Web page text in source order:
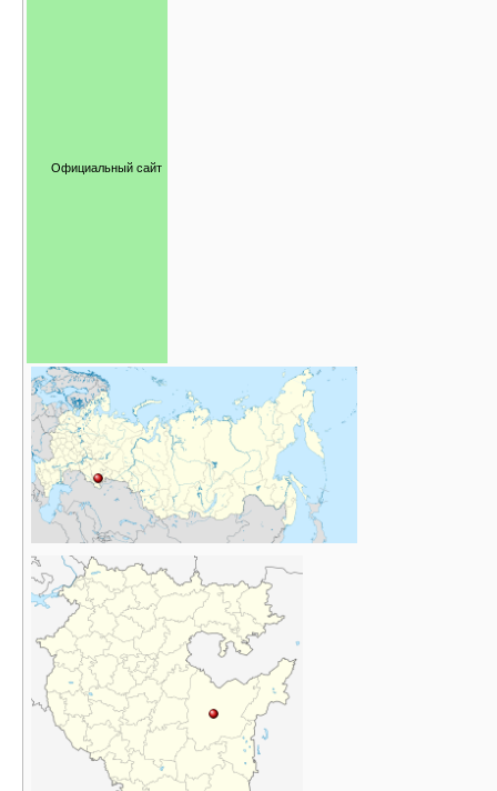
Официальный сайт